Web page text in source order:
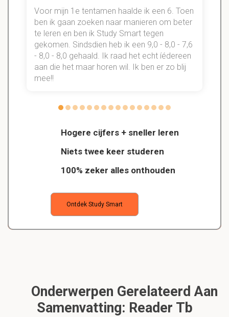
Hogere cijfers + sneller leren
Niets twee keer studeren
100% zeker alles onthouden
Ontdek Study Smart
Voor mijn 1e tentamen haalde ik een 6. Toen
ben ik gaan zoeken naar manieren om beter
te leren en ben ik Study Smart tegen
gekomen. Sindsdien heb ik een 9,0 - 8,0 - 7,6
- 8,0 - 8,0 gehaald. Ik raad het echt íédereen
aan die het maar horen wil. Ik ben er zo blij
mee!!
Onderwerpen Gerelateerd Aan
Samenvatting: Reader Tb